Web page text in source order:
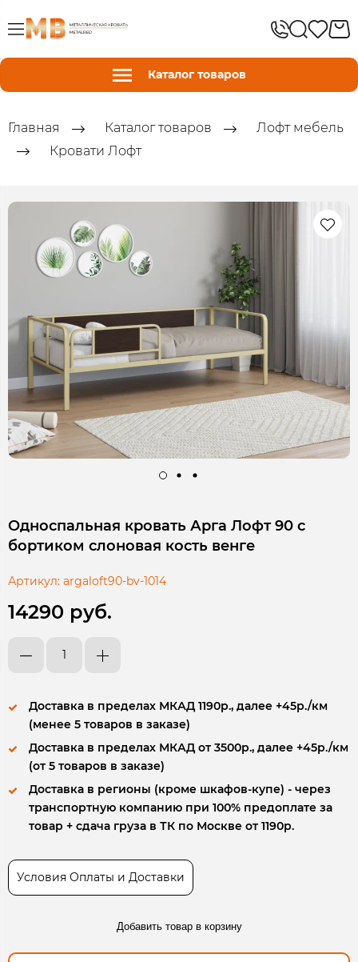
Каталог товаров
Главная Каталог товаров
Лофт мебель
Кровати Лофт
Односпальная кровать Арга Лофт 90 с
бортиком слоновая кость венге
Артикул: argaloft90-bv-1014
14290 руб.
Доставка в пределах МКАД 1190р., далее +45р./км
(менее 5 товаров в заказе)
Доставка в пределах МКАД от 3500р., далее +45р./км
(от 5 товаров в заказе)
Доставка в регионы (кроме шкафов-купе) - через
транспортную компанию при 100% предоплате за
товар + сдача груза в ТК по Москве от 1190р.
Условия Оплаты и Доставки
Добавить товар в корзину